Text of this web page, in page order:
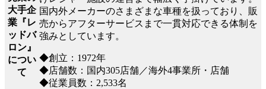
大手企
業『レ
ッドバ
ロン』
につい
て
国内外メーカーのさまざまな車種を扱っており、販
売からアフターサービスまで一貫対応できる体制を
強みとしています。
◆創立：1972年
◆店舗数：国内305店舗／海外4事業所・店舗
◆従業員数：2,533名